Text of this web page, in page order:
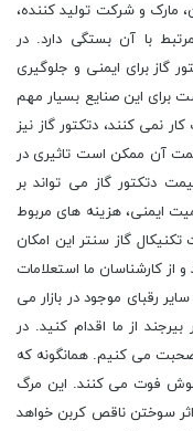
مارک و شرکت تولید کننده،
با آن بستگی دارد. در
گاز برای ایمنی و جلوگیری
این صنایع بسیار مهم
نمی کنند، دتکتور گاز نیز
آن ممکن است تاثیری در
دتکتور گاز می تواند بر
ایمنی، هزینه های مربوط
تکنیکال گاز سنتر این امکان
از کارشناسان ما استعلامات
رقبای موجود در بازار می
بیرجند از ما اقدام کنید. در
صحبت می کنیم. همانگونه که
فوت می کنند. این مرگ
سوختن ناقص کربن خواهد